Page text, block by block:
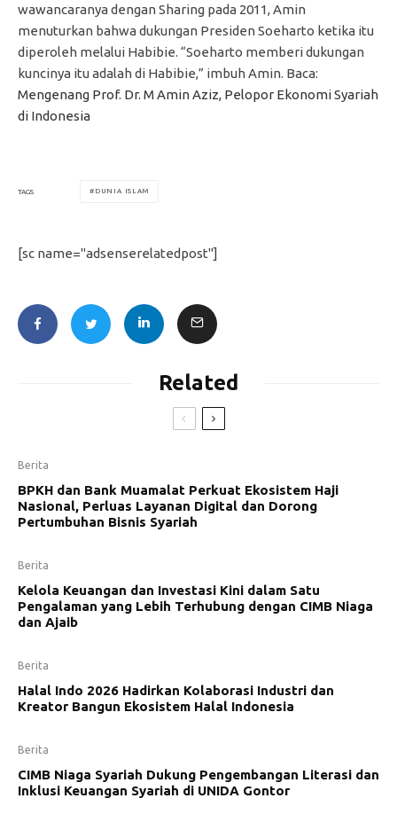
wawancaranya dengan Sharing pada 2011, Amin
menuturkan bahwa dukungan Presiden Soeharto ketika itu
diperoleh melalui Habibie. “Soeharto memberi dukungan
kuncinya itu adalah di Habibie,” imbuh Amin. Baca:
Mengenang Prof. Dr. M Amin Aziz, Pelopor Ekonomi Syariah
di Indonesia
TAGS DUNIA ISLAM
[sc name="adsenserelatedpost"]
Related
Berita
BPKH dan Bank Muamalat Perkuat Ekosistem Haji
Nasional, Perluas Layanan Digital dan Dorong
Pertumbuhan Bisnis Syariah
Berita
Kelola Keuangan dan Investasi Kini dalam Satu
Pengalaman yang Lebih Terhubung dengan CIMB Niaga
dan Ajaib
Berita
Halal Indo 2026 Hadirkan Kolaborasi Industri dan
Kreator Bangun Ekosistem Halal Indonesia
Berita
CIMB Niaga Syariah Dukung Pengembangan Literasi dan
Inklusi Keuangan Syariah di UNIDA Gontor